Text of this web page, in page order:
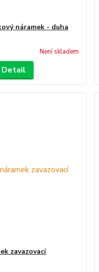
náramek - duha
Není skladem
Detail
zavazovací